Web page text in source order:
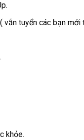
tuyển các bạn mới
khỏe.